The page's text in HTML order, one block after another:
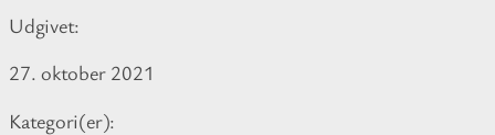
i
n
f
o
Udgivet:
27. oktober 2021
Kategori(er):